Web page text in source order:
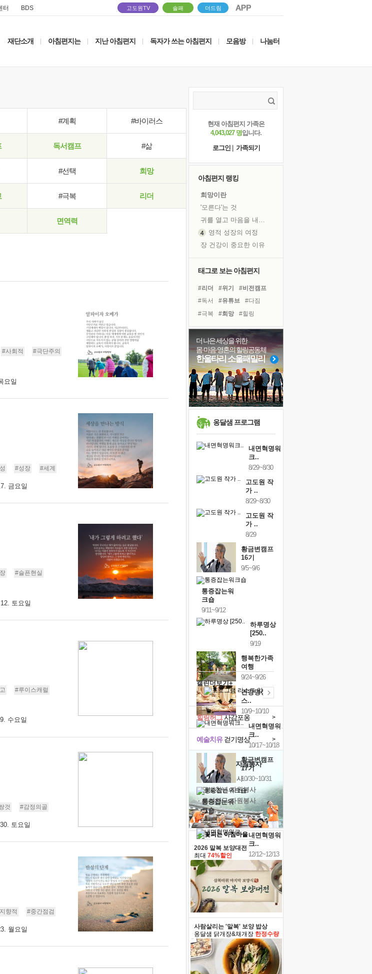
터 BDS 고도원TV 솔패 더드림
재단소개 아침편지는 지난 아침편지 독자가 쓰는 아침편지 모음방 나눔터
#계획 #바이러스
독서캠프 #삶
#선택 희망
#극복 리더
면역력
#사회적
#극단주의
요일
#성장 #세계
금요일
#슬픈현실
토요일
#루이스캐럴
수요일
것 #감정의골
토요일
향적 #중간점검
월요일
현재 아침편지 가족은
4,043,027 명입니다.
로그인
가족되기
아침편지 랭킹
희망이란
'모른다'는 것
귀를 열고 마음을 내어주고
영적 성장의 여정
장 건강이 중요한 이유
흙이 된 몸으로 출근하는 여자
꿈이 실제가 되는 것
'말 타는 법'을 먼저
졸업식 사진을 보며
극심한 변비, 어깨결림, 수면 장애
아픈 아버지를 위한 공간 설계
슬럼프
보고 싶은 어머니
못된 꼰대들
태그로 보는 아침편지
#리더 #위기
#비전캠프
#독서
#유튜브
#다짐
#극복
#희망
#힐링
#도움
#선택
#나눔
#사람
#독서캠프
#아이들
#삶
#친구
#링컨학교
#경험
#바이러스
#면역력
더 나은 세상을 위한
몸·마음·영혼의 힐링공동체
한울타리 소울패밀리
옹달샘 프로그램
내면혁명워
크..
8/29~8/30
고도원 작
가 ..
8/29~8/30
고도원 작
가 ..
8/29
황금변캠프
16기
9/5~9/6
통증잡는워
크숍
9/11~9/12
하루명상
[250..
9/19
행복한가족
여행
9/24~9/26
건강명상법
스..
10/9~10/10
내면혁명워
크..
10/17~10/18
황금변캠프
17기
10/30~10/31
통증잡는워
크숍
11/7~11/8
내면혁명워
크..
12/12~12/13
캘린더보기+
예술치유걷기명상 >
힐링허그사감포옹 >
'옹달샘의 꽃' 자원봉사
· 청년 자원봉사
· 금빛청년 자원봉사
· 음식연구 자원봉사
2026 말복 보양대전
최대 74%할인
사람살리는 '말복' 보양 밥상
옹달샘 닭개장&채개장 한정수량